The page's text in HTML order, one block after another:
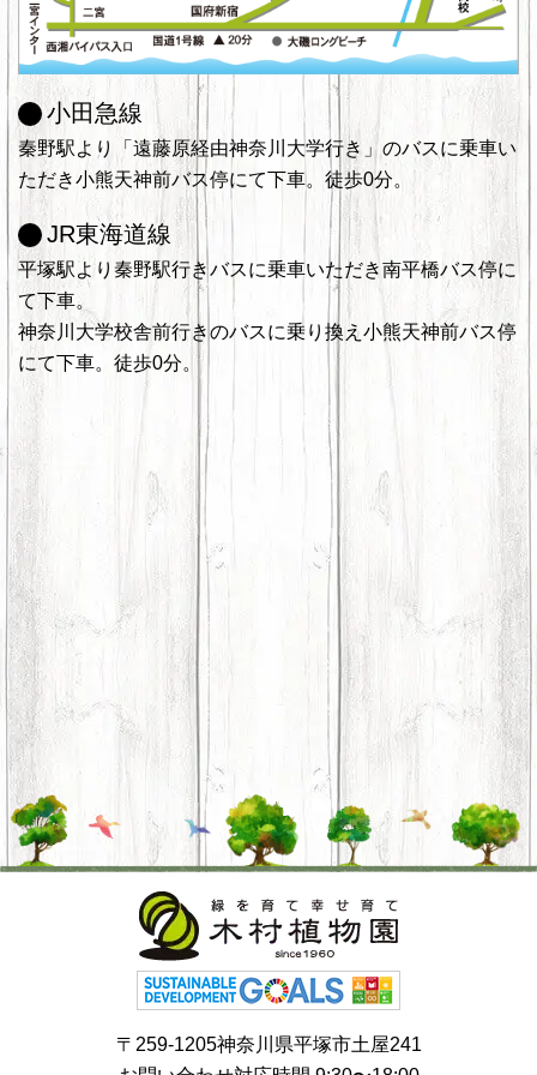
小田急線
秦野駅より「遠藤原経由神奈川大学行き」のバスに乗車い
ただき小熊天神前バス停にて下車。徒歩0分。
JR東海道線
平塚駅より秦野駅行きバスに乗車いただき南平橋バス停に
て下車。
神奈川大学校舎前行きのバスに乗り換え小熊天神前バス停
にて下車。徒歩0分。
〒259-1205神奈川県平塚市土屋241